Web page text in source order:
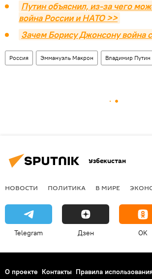
Путин объяснил, из-за чего
война России и НАТО >>
Зачем Борису Джонсону война
Россия Эммануэль Макрон Владимир Путин
Узбекистан
НОВОСТИ ПОЛИТИКА В МИРЕ
Telegram Дзен OK
О проекте Контакты Правила